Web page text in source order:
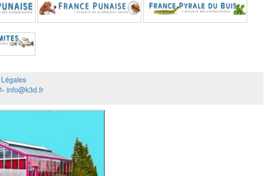
- info@k3d.fr